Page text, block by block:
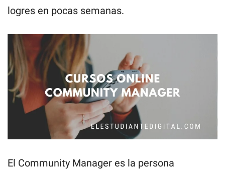
logres en pocas semanas.
El Community Manager es la persona